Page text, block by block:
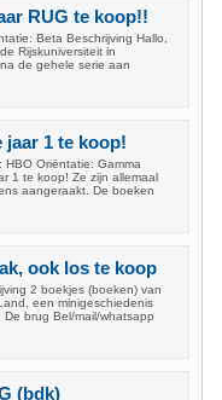
RUG te koop!!
Beta Beschrijving Hallo,
Rijskuniversiteit in
de gehele serie aan
jaar 1 te koop!
Oriëntatie: Gamma
1 te koop! Ze zijn allemaal
aangeraakt. De boeken
ook los te koop
2 boekjes (boeken) van
een minigeschiedenis
brug Bel/mail/whatsapp
(bdk)